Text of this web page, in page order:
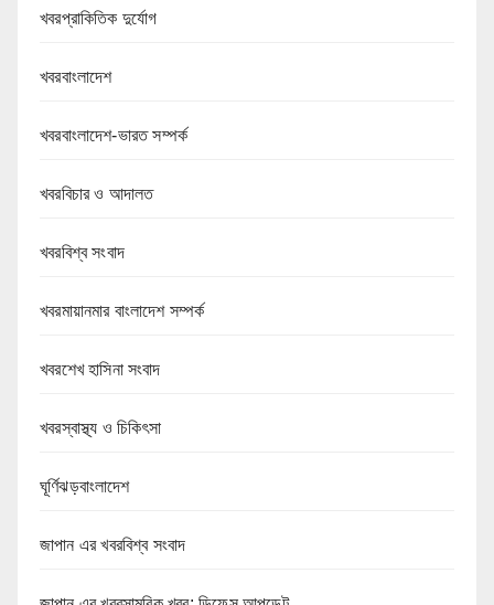
খবরপ্রাকিতিক দুর্যোগ
খবরবাংলাদেশ
খবরবাংলাদেশ-ভারত সম্পর্ক
খবরবিচার ও আদালত
খবরবিশ্ব সংবাদ
খবরমায়ানমার বাংলাদেশ সম্পর্ক
খবরশেখ হাসিনা সংবাদ
খবরস্বাস্থ্য ও চিকিৎসা
ঘূর্ণিঝড়বাংলাদেশ
জাপান এর খবরবিশ্ব সংবাদ